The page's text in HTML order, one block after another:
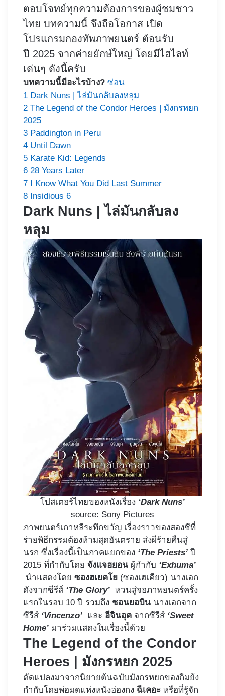
ตอบโจทย์ทุกความต้องการของผู้ชมชาว
ไทย บทความนี้ จึงถือโอกาส เปิด
โปรแกรมกองทัพภาพยนตร์ ต้อนรับ
ปี 2025 จากค่ายยักษ์ใหญ่ โดยมีไฮไลท์
เด่นๆ ดังนี้ครับ
บทความนี้มีอะไรบ้าง? ซ่อน
1 Dark Nuns | ไล่มันกลับลงหลุม
2 The Legend of the Condor Heroes | มังกรหยก
2025
3 Paddington in Peru
4 Until Dawn
5 Karate Kid: Legends
6 28 Years Later
7
I Know What You Did Last Summer
8 Insidious 6
Dark Nuns | ไล่มันกลับลง
หลุม
โปสเตอร์ไทยของหนังเรื่อง ‘Dark Nuns’
source: Sony Pictures
ภาพยนตร์เกาหลีระทึกขวัญ เรื่องราวของสองชีที่
ร่ายพิธีกรรมต้องห้ามสุดอันตราย ส่งผีร้ายคืนสู่
นรก ซึ่งเรื่องนี้เป็นภาคแยกของ ‘The Priests’ ปี
2015 ที่กำกับโดย จังแจฮยอน ผู้กำกับ ‘Exhuma’
นำแสดงโดย ซองฮเยคโย (ซองเฮเคียว) นางเอก
ดังจากซีรีส์ ‘The Glory’ หวนสู่จอภาพยนตร์ครั้ง
แรกในรอบ 10 ปี รวมถึง ชอนยอบิน นางเอกจาก
ซีรีส์ ‘Vincenzo’ และ อีจินอุค จากซีรีส์ ‘Sweet
Home’ มาร่วมแสดงในเรื่องนี้ด้วย
The Legend of the Condor
Heroes | มังกรหยก 2025
ดัดแปลงมาจากนิยายต้นฉบับมังกรหยกของกิมย้ง
กำกับโดยพ่อมดแห่งหนังฮ่องกง ฉีเคอะ หรือที่รู้จัก